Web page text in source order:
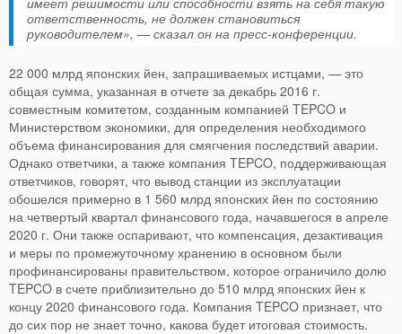
ответственность, не должен становиться
руководителем», — сказал он на пресс-конференции.
22 000 млрд японских йен, запрашиваемых истцами, — это
общая сумма, указанная в отчете за декабрь 2016 г.
совместным комитетом, созданным компанией TEPCO и
Министерством экономики, для определения необходимого
объема финансирования для смягчения последствий аварии.
Однако ответчики, а также компания TEPCO, поддерживающая
ответчиков, говорят, что вывод станции из эксплуатации
обошелся примерно в 1 560 млрд японских йен по состоянию
на четвертый квартал финансового года, начавшегося в апреле
2020 г. Они также оспаривают, что компенсация, дезактивация
и меры по промежуточному хранению в основном были
профинансированы правительством, которое ограничило долю
TEPCO в счете приблизительно до 510 млрд японских йен к
концу 2020 финансового года. Компания TEPCO признает, что
до сих пор не знает точно, какова будет итоговая стоимость.